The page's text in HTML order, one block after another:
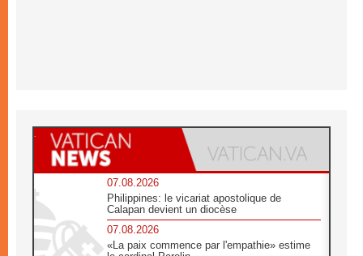
07.08.2026
Philippines: le vicariat apostolique de
Calapan devient un diocèse
07.08.2026
«La paix commence par l'empathie» estime